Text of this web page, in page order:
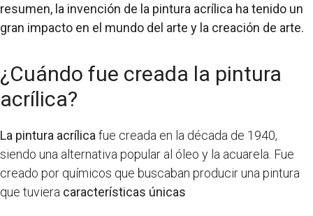
resumen, la invención de la pintura acrílica ha tenido un
gran impacto en el mundo del arte y la creación de arte.
¿Cuándo fue creada la pintura
acrílica?
La pintura acrílica fue creada en la década de 1940,
siendo una alternativa popular al óleo y la acuarela. Fue
creado por químicos que buscaban producir una pintura
que tuviera características únicas